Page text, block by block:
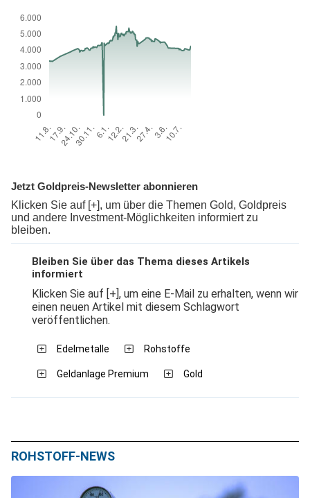
Jetzt Goldpreis-Newsletter abonnieren
Klicken Sie auf [+], um über die Themen Gold, Goldpreis
und andere Investment-Möglichkeiten informiert zu
bleiben.
Bleiben Sie über das Thema dieses Artikels
informiert
Klicken Sie auf [+], um eine E-Mail zu erhalten, wenn wir
einen neuen Artikel mit diesem Schlagwort
veröffentlichen.
Edelmetalle Rohstoffe
Geldanlage Premium Gold
ROHSTOFF-NEWS